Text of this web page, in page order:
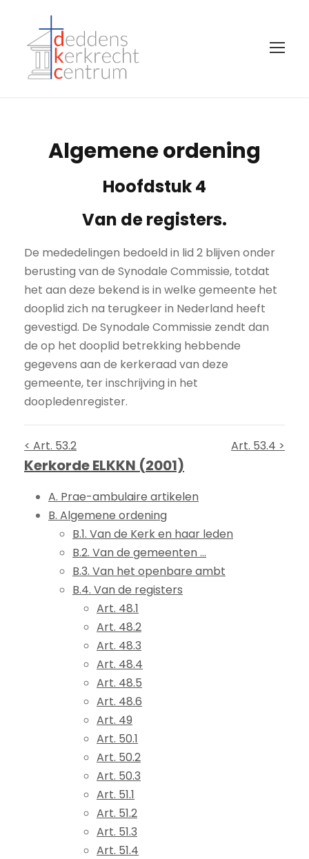
Algemene ordening
Hoofdstuk 4
Van de registers.
De mededelingen bedoeld in lid 2 blijven onder
berusting van de Synodale Commissie, totdat
het aan deze bekend is in welke gemeente het
dooplid zich na terugkeer in Nederland heeft
gevestigd. De Synodale Commissie zendt dan
de op het dooplid betrekking hebbende
gegevens aan de kerkeraad van deze
gemeente, ter inschrijving in het
doopledenregister.
< Art. 53.2 Art. 53.4 >
Kerkorde ELKKN (2001)
A. Prae-ambulaire artikelen
B. Algemene ordening
B.1. Van de Kerk en haar leden
B.2. Van de gemeenten ...
B.3. Van het openbare ambt
B.4. Van de registers
Art. 48.1
Art. 48.2
Art. 48.3
Art. 48.4
Art. 48.5
Art. 48.6
Art. 49
Art. 50.1
Art. 50.2
Art. 50.3
Art. 51.1
Art. 51.2
Art. 51.3
Art. 51.4